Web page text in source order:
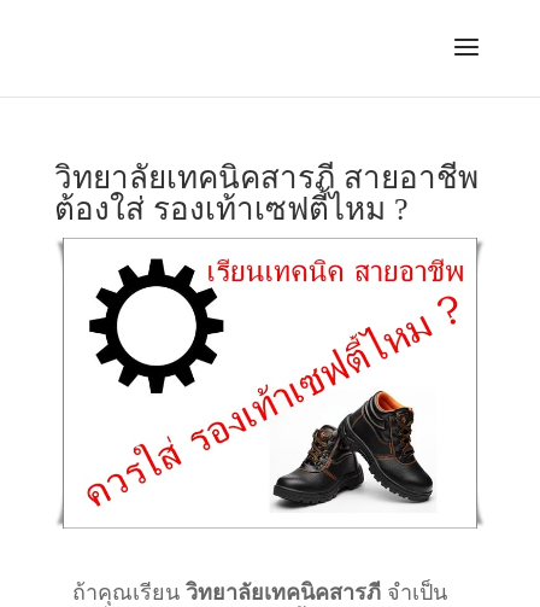
วิทยาลัยเทคนิคสารภี สายอาชีพ
ต้องใส่ รองเท้าเซฟตี้ไหม ?
ถ้าคุณเรียน วิทยาลัยเทคนิคสารภีจำเป็น